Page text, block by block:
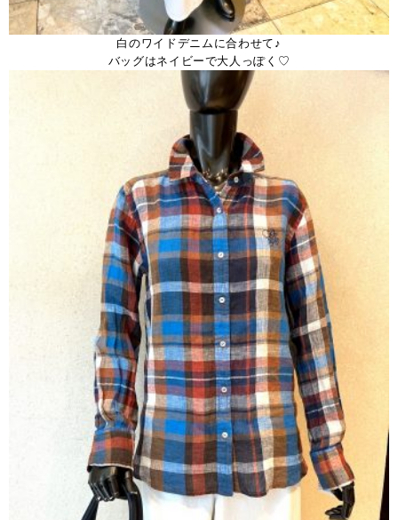
白のワイドデニムに合わせて♪
バッグはネイビーで大人っぽく♡